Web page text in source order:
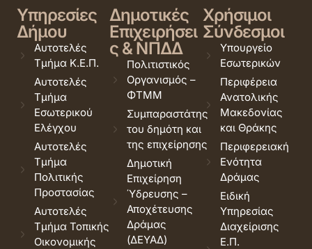
Υπηρεσίες
Δήμου
Αυτοτελές
Τμήμα Κ.Ε.Π.
Αυτοτελές
Τμήμα
Εσωτερικού
Ελέγχου
Αυτοτελές
Τμήμα
Πολιτικής
Προστασίας
Αυτοτελές
Τμήμα Τοπικής
Οικονομικής
Δημοτικές
Επιχειρήσει
ς & ΝΠΔΔ
Πολιτιστικός
Οργανισμός –
ΦΤΜΜ
Συμπαραστάτης
του δημότη και
της επιχείρησης
Δημοτική
Επιχείρηση
Ύδρευσης –
Αποχέτευσης
Δράμας
(ΔΕΥΑΔ)
Χρήσιμοι
Σύνδεσμοι
Υπουργείο
Εσωτερικών
Περιφέρεια
Ανατολικής
Μακεδονίας
και Θράκης
Περιφερειακή
Ενότητα
Δράμας
Ειδική
Υπηρεσίας
Διαχείρισης
Ε.Π.